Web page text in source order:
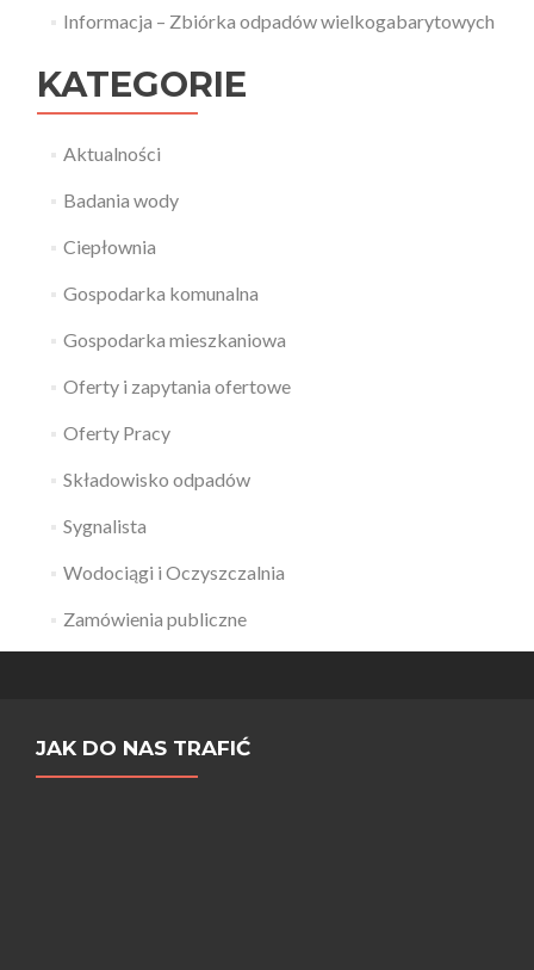
Informacja – Zbiórka odpadów wielkogabarytowych
KATEGORIE
Aktualności
Badania wody
Ciepłownia
Gospodarka komunalna
Gospodarka mieszkaniowa
Oferty i zapytania ofertowe
Oferty Pracy
Składowisko odpadów
Sygnalista
Wodociągi i Oczyszczalnia
Zamówienia publiczne
JAK DO NAS TRAFIĆ